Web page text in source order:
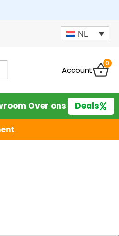
NL
Account
0
Over ons Deals
.